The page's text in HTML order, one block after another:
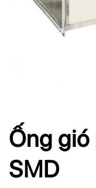
Ống
SMD